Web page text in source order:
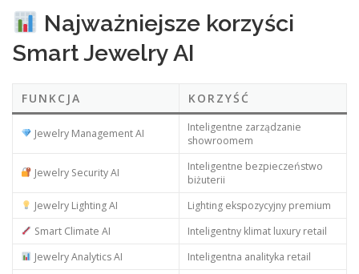
Najważniejsze korzyści
Smart Jewelry AI
FUNKCJA KORZYŚĆ
Jewelry Management AI
Inteligentne zarządzanie
showroomem
Jewelry Security AI
Inteligentne bezpieczeństwo
biżuterii
Jewelry Lighting AI
Lighting ekspozycyjny premium
Smart Climate AI
Inteligentny klimat luxury retail
Jewelry Analytics AI
Inteligentna analityka retail